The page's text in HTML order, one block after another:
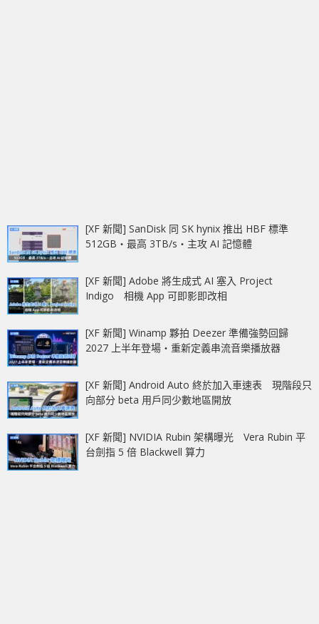
[XF 新聞] SanDisk 同 SK hynix 推出 HBF 標準
512GB‧最高 3TB/s‧主攻 AI 記憶體
[XF 新聞] Adobe 將生成式 AI 塞入 Project
Indigo 相機 App 可即影即改相
[XF 新聞] Winamp 夥拍 Deezer 準備強勢回歸
2027 上半年登場‧重新定義串流音樂播放器
[XF 新聞] Android Auto 終於加入車速表 現階段只
向部分 beta 用戶同少數地區開放
[XF 新聞] NVIDIA Rubin 架構曝光 Vera Rubin 平
台劍指 5 倍 Blackwell 算力